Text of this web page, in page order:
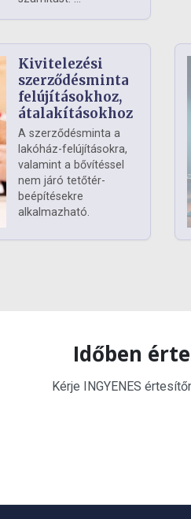
Kivitelezési
szerződésminta
felújításokhoz,
átalakításokhoz
A szerződésminta a
lakóház-felújításokra,
valamint a bővítéssel
nem járó tetőtér-
beépítésekre
alkalmazható.
Időben
Kérje INGYENES